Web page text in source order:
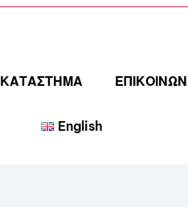
ΚΑΤΑΣΤΗΜΑ
English